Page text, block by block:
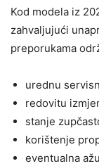
Kod modela iz
zahvaljujući
preporukama
urednu
redovitu
stanje
korištenje
eventualna